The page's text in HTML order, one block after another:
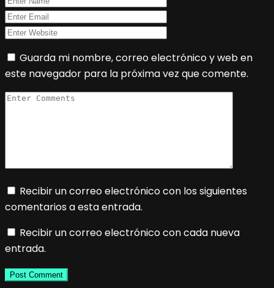
Guarda mi nombre, correo electrónico y web en
este navegador para la próxima vez que comente.
Recibir un correo electrónico con los siguientes
comentarios a esta entrada.
Recibir un correo electrónico con cada nueva
entrada.